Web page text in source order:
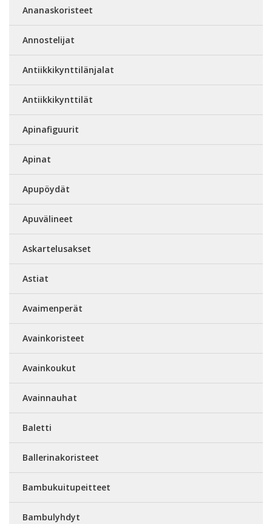
Ananaskoristeet
Annostelijat
Antiikkikynttilänjalat
Antiikkikynttilät
Apinafiguurit
Apinat
Apupöydät
Apuvälineet
Askartelusakset
Astiat
Avaimenperät
Avainkoristeet
Avainkoukut
Avainnauhat
Baletti
Ballerinakoristeet
Bambukuitupeitteet
Bambulyhdyt